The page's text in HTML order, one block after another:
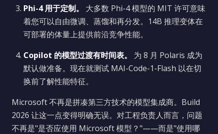
Phi-4 用于定制。
大多数 Phi-4 模型的 MIT 许可意味
着您可以自由微调、蒸馏和再分发。14B 推理变体在
可部署的体量上提供前沿竞争性能。
Copilot 的模型过渡有时间表。
为 8 月 Polaris 成为
默认做准备。现在就测试 MAI-Code-1-Flash 以在切
换前了解性能特征。
Microsoft 不再是拼凑第三方技术的模型集成商。Build
2026 让这一点变得明确无误。对工程负责人而言，问题
不再是"是否应使用 Microsoft 模型？"——而是"使用哪